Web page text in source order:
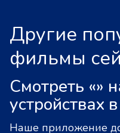
Другие
фильмы
Смотреть «»
устройствах
Наше приложение